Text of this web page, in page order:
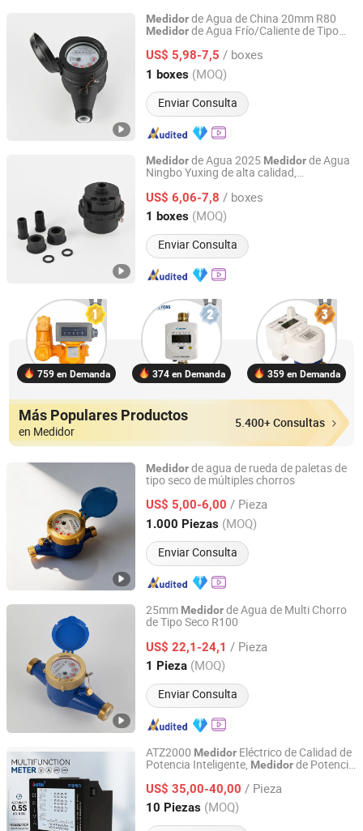
Medidorde Agua de China 20mm R80
Medidorde Agua Frío/Caliente de Tipo
Plástico
US$ 5,98-7,5 / boxes
1 boxes (MOQ)
Enviar Consulta
Ningbo Yuxing Water Meter Company Limited
Zhejiang, China Desde 2024
Medidorde Agua 2025 Medidorde Agua
Ningbo Yuxing de alta calidad,
plástico,medidorde agua de plástico y
latón, clase B/C,
pistón rotativo
US$ 6,06-7,8 / boxes
1 boxes (MOQ)
Enviar Consulta
Ningbo Yuxing Water Meter Company Limited
Zhejiang, China Desde 2024
759 en Demanda 374 en Demanda 359 en Demanda
Más Populares Productos
en Medidor
5.400+ Consultas
Medidorde agua de rueda de paletas de
tipo seco de múltiples chorros
US$ 5,00-6,00 / Pieza
1.000 Piezas (MOQ)
Enviar Consulta
Ningbo Xingyuan Meter Technology Co., Ltd.
Zhejiang, China Desde 2021
25mm Medidorde Agua de Multi Chorro
de Tipo Seco R100
US$ 22,1-24,1 / Pieza
1 Pieza (MOQ)
Enviar Consulta
Ningbo Yuxing Water Meter Company Limited
Zhejiang, China Desde 2024
ATZ2000 Medidor Eléctrico de Calidad de
Potencia Inteligente, Medidorde Potencia
US$ 35,00-40,00 / Pieza
10 Piezas (MOQ)
Hangzhou Antin Power Technology Co., Ltd.
Zhejiang, China Desde 2022